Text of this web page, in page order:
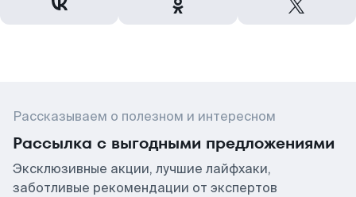
Рассказываем о полезном и интересном
Рассылка с выгодными предложениями
Эксклюзивные акции, лучшие лайфхаки,
заботливые рекомендации от экспертов